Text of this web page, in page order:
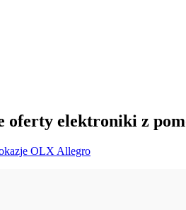
oferty elektroniki z
OLX Allegro